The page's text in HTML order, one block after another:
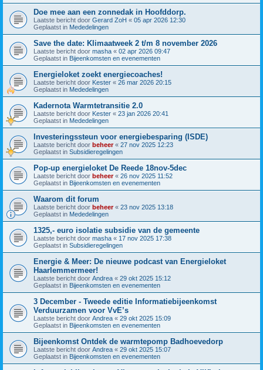
Doe mee aan een zonnedak in Hoofddorp.
Laatste bericht door Gerard ZoH « 05 apr 2026 12:30
Geplaatst in Mededelingen
Save the date: Klimaatweek 2 t/m 8 november 2026
Laatste bericht door masha « 02 apr 2026 09:47
Geplaatst in Bijeenkomsten en evenementen
Energieloket zoekt energiecoaches!
Laatste bericht door Kester « 26 mar 2026 20:15
Geplaatst in Mededelingen
Kadernota Warmtetransitie 2.0
Laatste bericht door Kester « 23 jan 2026 20:41
Geplaatst in Mededelingen
Investeringssteun voor energiebesparing (ISDE)
Laatste bericht door beheer« 27 nov 2025 12:23
Geplaatst in Subsidieregelingen
Pop-up energieloket De Reede 18nov-5dec
Laatste bericht door beheer« 26 nov 2025 11:52
Geplaatst in Bijeenkomsten en evenementen
Waarom dit forum
Laatste bericht door beheer« 23 nov 2025 13:18
Geplaatst in Mededelingen
1325,- euro isolatie subsidie van de gemeente
Laatste bericht door masha « 17 nov 2025 17:38
Geplaatst in Subsidieregelingen
Energie & Meer: De nieuwe podcast van Energieloket
Haarlemmermeer!
Laatste bericht door Andrea « 29 okt 2025 15:12
Geplaatst in Bijeenkomsten en evenementen
3 December - Tweede editie Informatiebijeenkomst
Verduurzamen voor VvE’s
Laatste bericht door Andrea « 29 okt 2025 15:09
Geplaatst in Bijeenkomsten en evenementen
Bijeenkomst Ontdek de warmtepomp Badhoevedorp
Laatste bericht door Andrea « 29 okt 2025 15:07
Geplaatst in Bijeenkomsten en evenementen